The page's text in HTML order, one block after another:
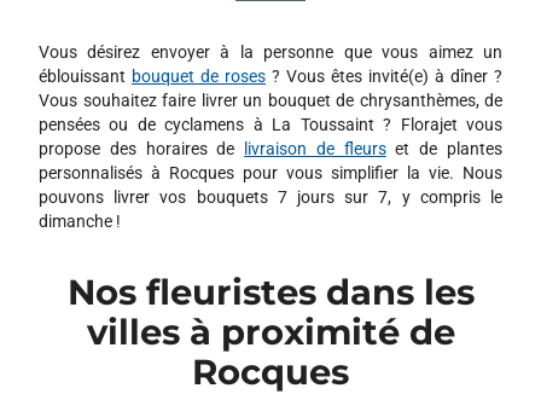
Vous désirez envoyer à la personne que vous aimez un
éblouissant bouquet de roses ? Vous êtes invité(e) à dîner ?
Vous souhaitez faire livrer un bouquet de chrysanthèmes, de
pensées ou de cyclamens à La Toussaint ? Florajet vous
propose des horaires de
livraison de fleurset de plantes
personnalisés à Rocques pour vous simplifier la vie. Nous
pouvons livrer vos bouquets 7 jours sur 7, y compris le
dimanche !
Nos fleuristes dans les
villes à proximité de
Rocques